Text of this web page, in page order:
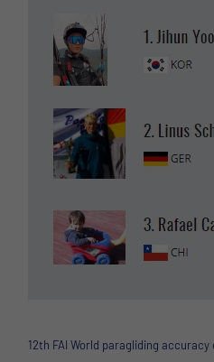
12th FAI World paragliding